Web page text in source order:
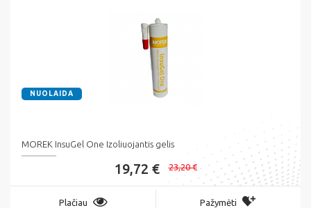
NUOLAIDA
MOREK InsuGel One Izoliuojantis gelis
19,72 € 23,20 €
Plačiau Pažymėti